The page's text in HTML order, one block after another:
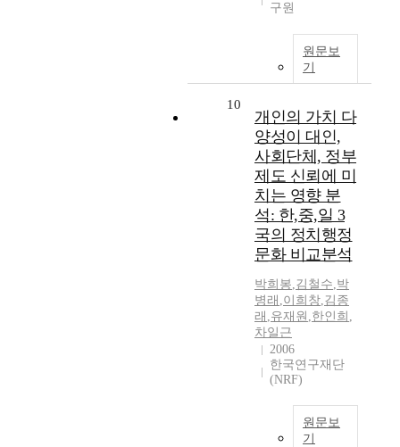
구원
원문보
기
10
개인의 가치 다
양성이 대인,
사회단체, 정부
제도 신뢰에 미
치는 영향 분
석: 한,중,일 3
국의 정치행정
문화 비교분석
박희봉,김철수,박
병래 ,이희창,김종
래 ,유재원 ,한인희 ,
차일근
2006
한국연구재단
(NRF)
원문보
기